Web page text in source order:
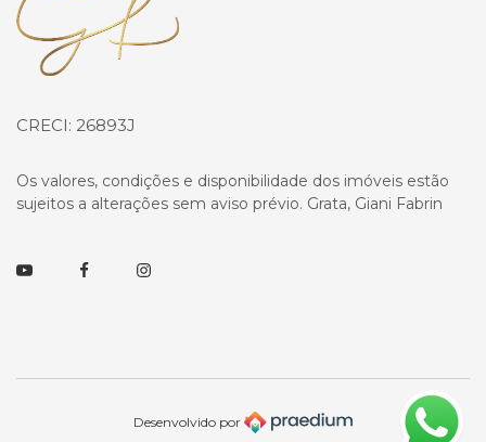
CRECI: 26893J
Os valores, condições e disponibilidade dos imóveis estão
sujeitos a alterações sem aviso prévio. Grata, Giani Fabrin
YoutubeFacebookInstagram
Desenvolvido por